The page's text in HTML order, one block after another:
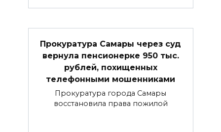
Прокуратура Самары через суд
вернула пенсионерке 950 тыс.
рублей, похищенных
телефонными мошенниками
Прокуратура города Самары
восстановила права пожилой